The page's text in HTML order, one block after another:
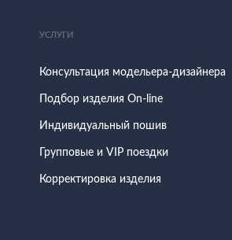
УСЛУГИ
Консультация модельера-дизайнера
Подбор изделия On-line
Индивидуальный пошив
Групповые и VIP поездки
Корректировка изделия